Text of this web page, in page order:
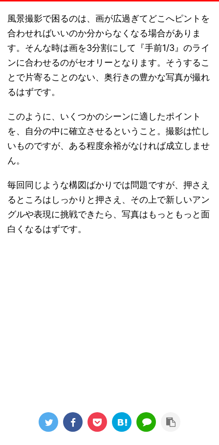
風景撮影で困るのは、画が広過ぎてどこへピントを
合わせればいいのか分からなくなる場合がありま
す。そんな時は画を3分割にして『手前1/3』のライ
ンに合わせるのがセオリーとなります。そうするこ
とで片寄ることのない、奥行きの豊かな写真が撮れ
るはずです。
このように、いくつかのシーンに適したポイント
を、自分の中に確立させるということ。撮影は忙し
いものですが、ある程度余裕がなければ成立しませ
ん。
毎回同じような構図ばかりでは問題ですが、押さえ
るところはしっかりと押さえ、その上で新しいアン
グルや表現に挑戦できたら、写真はもっともっと面
白くなるはずです。